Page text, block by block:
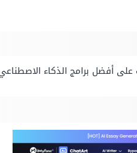
أفضل برامج الذكاء